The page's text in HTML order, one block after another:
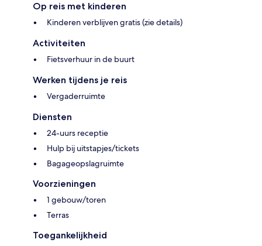
Op reis met kinderen
Kinderen verblijven gratis (zie details)
Activiteiten
Fietsverhuur in de buurt
Werken tijdens je reis
Vergaderruimte
Diensten
24-uurs receptie
Hulp bij uitstapjes/tickets
Bagageopslagruimte
Voorzieningen
1 gebouw/toren
Terras
Toegankelijkheid